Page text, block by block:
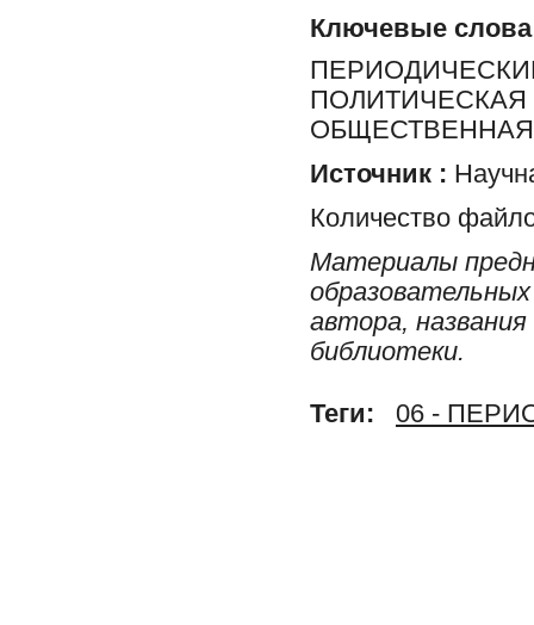
Ключевые слова
Источник :
Количество
Материалы
автора,
библиотеки.
Теги: 06 -